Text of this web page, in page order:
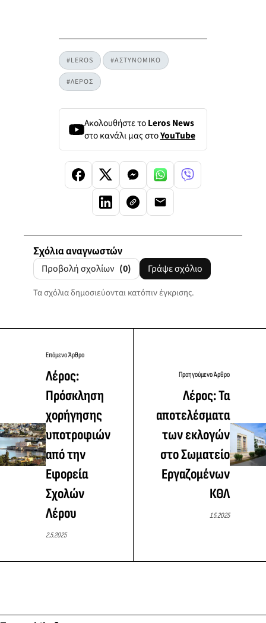
#LEROS #ΑΣΤΥΝΟΜΙΚΟ
#ΛΕΡΟΣ
Ακολουθήστε τοLeros News
στο κανάλι μας στοYouTube
Σχόλια αναγνωστών
Προβολή σχολίων (0) Γράψε σχόλιο
Τα σχόλια δημοσιεύονται κατόπιν έγκρισης.
Επόμενο Άρθρο
Λέρος:
Πρόσκληση
χορήγησης
υποτροφιών
από την
Εφορεία
Σχολών
Λέρου
2.5.2025
Προηγούμενο Άρθρο
Λέρος: Τα
αποτελέσματα
των εκλογών
στο Σωματείο
Εργαζομένων
ΚΘΛ
1.5.2025